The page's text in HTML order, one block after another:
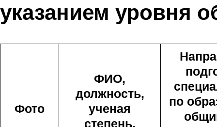
указанием уровня
Фото
ФИО,
должность,
ученая
степень,
по